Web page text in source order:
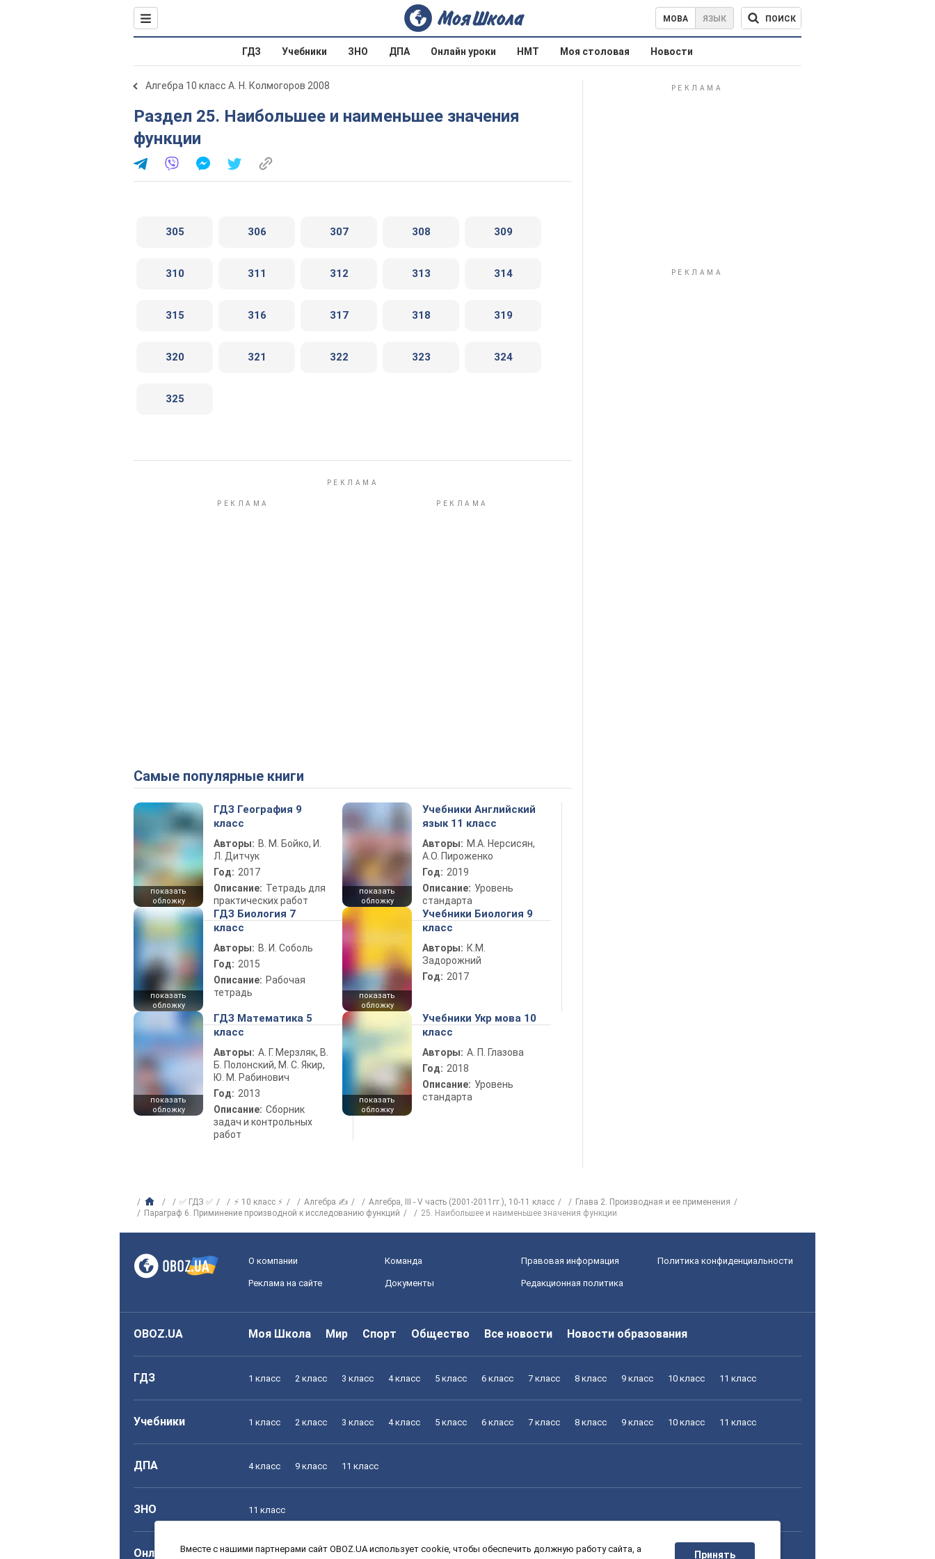
МОВА ЯЗЫК ПОИСК
ГДЗ Учебники ЗНО ДПА Онлайн уроки НМТ Моя столовая Новости
Алгебра 10 класс А. Н. Колмогоров 2008
Раздел 25. Наибольшее и наименьшее значения
функции
305 306 307 308 309
310 311 312 313 314
315 316 317 318 319
320 321 322 323 324
325
Самые популярные книги
показать
обложку
ГДЗ География 9
класс
Авторы: В. М. Бойко, И.
Л. Дитчук
Год: 2017
Описание: Тетрадь для
практических работ
показать
обложку
Учебники Английский
язык 11 класс
Авторы: М.А. Нерсисян,
А.О. Пироженко
Год: 2019
Описание: Уровень
стандарта
показать
обложку
ГДЗ Биология 7
класс
Авторы: В. И. Соболь
Год: 2015
Описание: Рабочая
тетрадь
показать
обложку
Учебники Биология 9
класс
Авторы: К.М.
Задорожний
Год: 2017
показать
обложку
ГДЗ Математика 5
класс
Авторы: А. Г. Мерзляк, В.
Б. Полонский, М. С. Якир,
Ю. М. Рабинович
Год: 2013
Описание: Сборник
задач и контрольных
работ
показать
обложку
Учебники Укр мова 10
класс
Авторы: А. П. Глазова
Год: 2018
Описание: Уровень
стандарта
✅ ГДЗ ✅ ⚡ 10 класс ⚡ Алгебра ✍ Алгебра, III - V часть (2001-2011гг.), 10-11 класс
Глава 2. Производная и ее применения
Параграф 6. Приминение производной к исследованию функций
25. Наибольшее и наименьшее значения функции
О компании Команда Правовая информация Политика конфиденциальности
Реклама на сайте Документы Редакционная политика
OBOZ.UA Моя Школа Мир Спорт Общество Все новости Новости образования
ГДЗ 1 класс 2 класс 3 класс 4 класс 5 класс 6 класс 7 класс 8 класс 9 класс 10 класс 11 класс
Учебники 1 класс 2 класс 3 класс 4 класс 5 класс 6 класс 7 класс 8 класс 9 класс 10 класс 11 класс
ДПА 4 класс 9 класс 11 класс
ЗНО 11 класс
Онлайн уроки 1 класс 2 класс 3 класс 4 класс 5 класс 6 класс 7 класс 8 класс 9 класс 10 класс 11 класс
Вместе с нашими партнерами сайт OBOZ.UA использует cookie, чтобы обеспечить должную работу сайта, а
Принять